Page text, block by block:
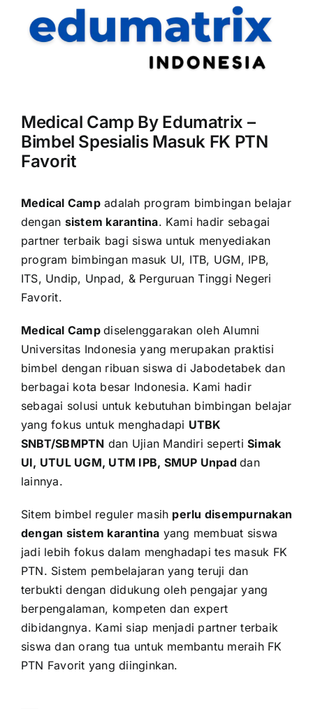
Medical Camp By Edumatrix –
Bimbel Spesialis Masuk FK PTN
Favorit
Medical Campadalah program bimbingan belajar
dengan sistem karantina. Kami hadir sebagai
partner terbaik bagi siswa untuk menyediakan
program bimbingan masuk UI, ITB, UGM, IPB,
ITS, Undip, Unpad, & Perguruan Tinggi Negeri
Favorit.
Medical Campdiselenggarakan oleh Alumni
Universitas Indonesia yang merupakan praktisi
bimbel dengan ribuan siswa di Jabodetabek dan
berbagai kota besar Indonesia. Kami hadir
sebagai solusi untuk kebutuhan bimbingan belajar
yang fokus untuk menghadapi UTBK
SNBT/SBMPTN dan Ujian Mandiri sepertiSimak
UI, UTUL UGM, UTM IPB, SMUP Unpaddan
lainnya.
Sitem bimbel reguler masih perlu disempurnakan
dengan sistem karantina yang membuat siswa
jadi lebih fokus dalam menghadapi tes masuk FK
PTN. Sistem pembelajaran yang teruji dan
terbukti dengan didukung oleh pengajar yang
berpengalaman, kompeten dan expert
dibidangnya. Kami siap menjadi partner terbaik
siswa dan orang tua untuk membantu meraih FK
PTN Favorit yang diinginkan.